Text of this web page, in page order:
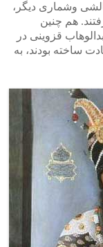
وشماری دیگر،
هم چنین
قزوینی در
ساخته بودند، به